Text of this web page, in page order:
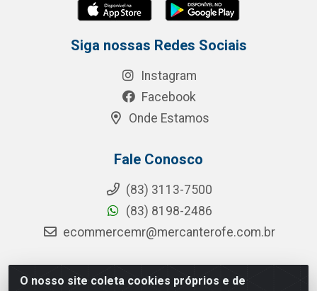
O nosso site coleta cookies próprios e de
Siga nossas Redes Sociais
Instagram
Facebook
Onde Estamos
Fale Conosco
(83) 3113-7500
(83) 8198-2486
ecommercemr@mercanterofe.com.br